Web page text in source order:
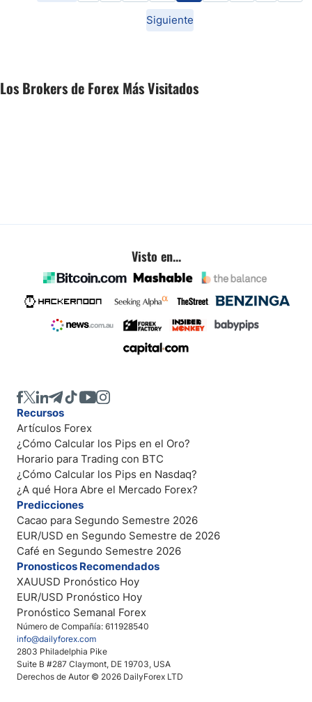
Siguiente
Los Brokers de Forex Más Visitados
Visto en...
Número de Compañía: 611928540
info@dailyforex.com
2803 Philadelphia Pike
Suite B #287 Claymont, DE 19703, USA
Derechos de Autor © 2026 DailyForex LTD
Recursos
Artículos Forex
¿Cómo Calcular los Pips en el Oro?
Horario para Trading con BTC
¿Cómo Calcular los Pips en Nasdaq?
¿A qué Hora Abre el Mercado Forex?
Predicciones
Cacao para Segundo Semestre 2026
EUR/USD en Segundo Semestre de 2026
Café en Segundo Semestre 2026
Pronosticos Recomendados
XAUUSD Pronóstico Hoy
EUR/USD Pronóstico Hoy
Pronóstico Semanal Forex